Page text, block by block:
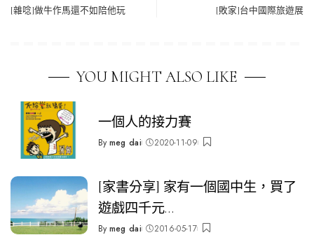
[雜唸]做牛作馬還不如陪他玩 [敗家]台中國際旅遊展
YOU MIGHT ALSO LIKE
一個人的接力賽
Posted
By meg dai 2020-11-09
[家書分享] 家有一個國中生，買了
遊戲四千元…
Posted
By meg dai 2016-05-17